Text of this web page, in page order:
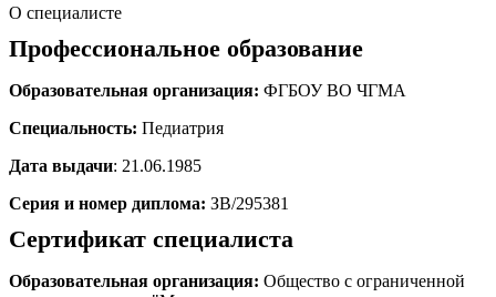
О специалисте
Профессиональное образование
Образовательная организация: ФГБОУ ВО ЧГМА
Специальность: Педиатрия
Дата выдачи: 21.06.1985
Серия и номер диплома: ЗВ/295381
Сертификат специалиста
Образовательная организация: Общество с ограниченной